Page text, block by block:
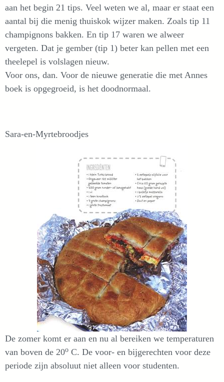
aan het begin 21 tips. Veel weten we al, maar er staat een
aantal bij die menig thuiskok wijzer maken. Zoals tip 11
champignons bakken. En tip 17 waren we alweer
vergeten. Dat je gember (tip 1) beter kan pellen met een
theelepel is volslagen nieuw.
Voor ons, dan. Voor de nieuwe generatie die met Annes
boek is opgegroeid, is het doodnormaal.
Sara-en-Myrtebroodjes
De zomer komt er aan en nu al bereiken we temperaturen
van boven de 20o C. De voor- en bijgerechten voor deze
periode zijn absoluut niet alleen voor studenten.